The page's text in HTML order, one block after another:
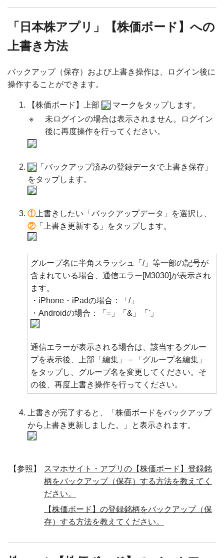
「日本株アプリ」【株価ボード】への
上書き方法
バックアップ（保存）および上書き操作は、ログイン後に
操作することができます。
【株価ボード】上部
マークをタップします。
※
未ログインの場合は表示されません。ログイン
後に再度操作を行ってください。
「バックアップ済みの登録データで上書き保存」
をタップします。
①上書きしたい「バックアップデータ」を選択し、
②「上書き更新する」をタップします。
グループ名に半角スラッシュ「/」等一部の記号が
含まれている場合、通信エラー[M3030]が表示され
ます。
・iPhone・iPadの場合：「/」
・Androidの場合：「=」「&」「'」
通信エラーが表示される場合は、該当するグルー
プを表示後、上部「編集」－「グループ名編集」
をタップし、グループ名を変更してください。そ
の後、再度上書き操作を行ってください。
上書きが完了すると、「株価ボードをバックアップ
から上書き更新しました。」と表示されます。
【参照】
スマホサイト・アプリの【株価ボード】登録銘
柄をバックアップ（保存）する方法を教えてく
ださい。
【株価ボード】の登録銘柄をバックアップ（保
存）する方法を教えてください。